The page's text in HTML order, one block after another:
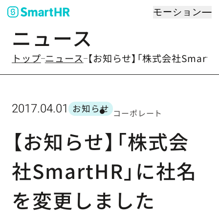
モーション
ニュース
トップ ニュースのなかの
【お知らせ】「株式会社
2017.04.01
カテゴリー
お知らせ コーポレート
【お知らせ】「株式会
社SmartHR」に社名
を変更しました